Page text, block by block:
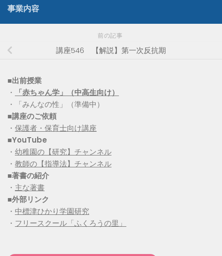
事業内容
前の記事
講座546 【解説】第一次反抗期
■出前授業
・
「赤ちゃん学」（中高生向け）
・「みんなの性」（準備中）
■講座のご依頼
・ 保護者・保育士向け講座
■YouTube
・ 幼稚園の【研究】チャンネル
・ 教師の【指導法】チャンネル
■著書の紹介
・ 主な著書
■外部リンク
・ 中標津ひかり学園研究
・ フリースクール「ふくろうの里」